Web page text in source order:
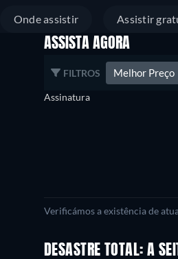
Onde assistir Assistir
ASSISTA AGORA
FILTROS Melhor Preço
Assinatura
Verificámos a existência de
DESASTRE TOTAL: A